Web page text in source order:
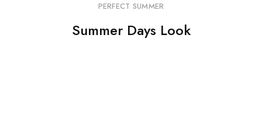
PERFECT SUMMER
Summer Days Look